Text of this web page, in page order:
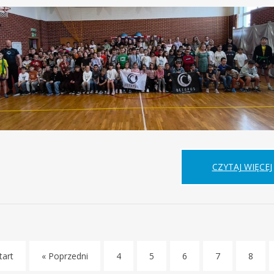
CZYTAJ WIĘCEJ
« Poprzedni 4 5 6 7 8